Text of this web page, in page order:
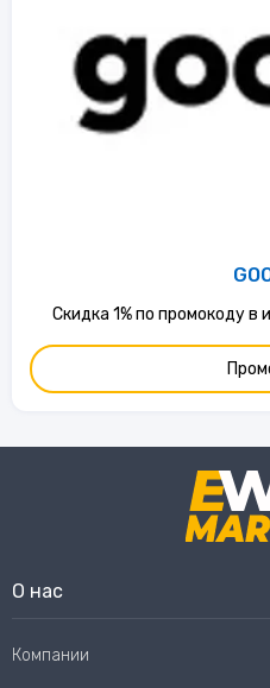
Скидка 1% по промокоду в
О нас
Компании